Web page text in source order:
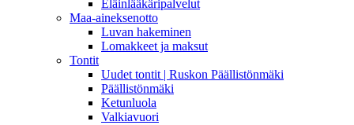
Eläinlääkäripalvelut
Maa-aineksenotto
Luvan hakeminen
Lomakkeet ja maksut
Tontit
Uudet tontit | Ruskon Päällistönmäki
Päällistönmäki
Ketunluola
Valkiavuori